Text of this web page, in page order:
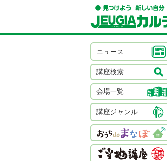
ニュース
講座検索
会場一覧
講座ジャンル